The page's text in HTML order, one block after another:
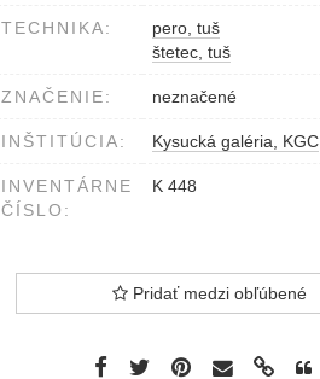
TECHNIKA:
pero, tuš
štetec, tuš
ZNAČENIE: neznačené
INŠTITÚCIA: Kysucká galéria, KGC
INVENTÁRNE
ČÍSLO:
K 448
Pridať medzi obľúbené